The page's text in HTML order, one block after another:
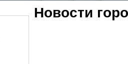
Новости